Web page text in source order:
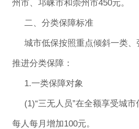
州市、邛崃市和崇州市450元。
二、分类保障标准
城市低保按照重点倾斜一类、
推进分类保障：
1.一类保障对象
(1)“三无人员”在全额享受城市
每人每月增加100元。